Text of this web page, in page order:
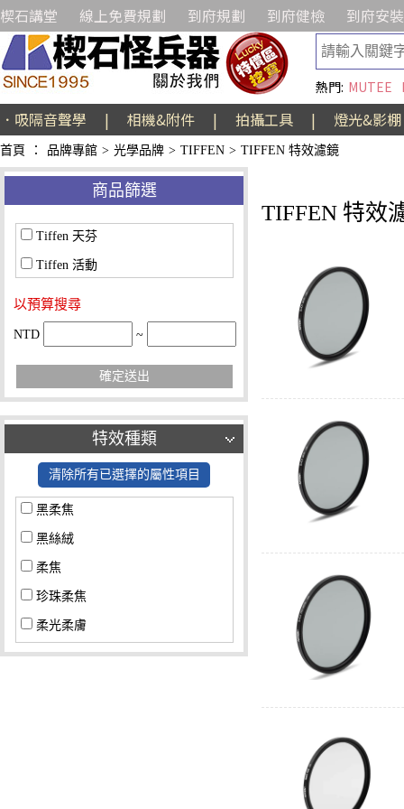
楔石講堂 線上免費規劃 到府規劃 到府健檢 到府安裝
熱門: MUTEE
．吸隔音聲學 | 相機&附件 | 拍攝工具 | 燈光&影棚
首頁 ： 品牌專館 > 光學品牌 > TIFFEN > TIFFEN 特效濾鏡
商品篩選
Tiffen 天芬
Tiffen 活動
以預算搜尋
NTD ~
確定送出
特效種類
清除所有已選擇的屬性項目
黑柔焦
黑絲絨
柔焦
珍珠柔焦
柔光柔膚
星光鏡
TIFFEN 特效